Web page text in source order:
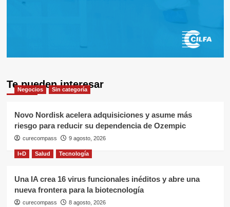
Te pueden interesar
Negocios Sin categoría
Novo Nordisk acelera adquisiciones y asume más
riesgo para reducir su dependencia de Ozempic
curecompass 9 agosto, 2026
I+D Salud Tecnología
Una IA crea 16 virus funcionales inéditos y abre una
nueva frontera para la biotecnología
curecompass 8 agosto, 2026